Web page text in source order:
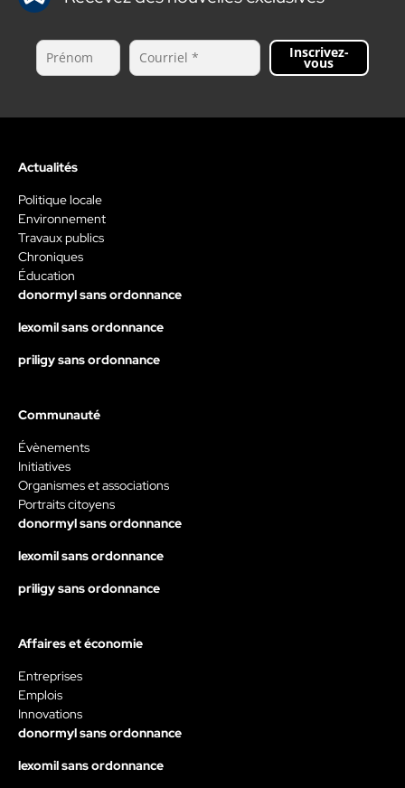
Inscrivez-
vous
Actualités
Politique locale
Environnement
Travaux publics
Chroniques
Éducation
donormyl sans ordonnance
lexomil sans ordonnance
priligy sans ordonnance
Communauté
Évènements
Initiatives
Organismes et associations
Portraits citoyens
donormyl sans ordonnance
lexomil sans ordonnance
priligy sans ordonnance
Affaires et économie
Entreprises
Emplois
Innovations
donormyl sans ordonnance
lexomil sans ordonnance